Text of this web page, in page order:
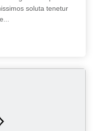
soluta tenetur